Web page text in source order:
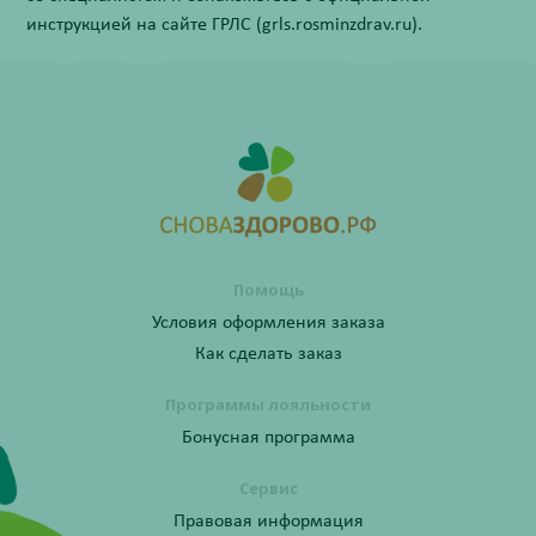
инструкцией на сайте ГРЛС (grls.rosminzdrav.ru).
Помощь
Условия оформления заказа
Как сделать заказ
Программы лояльности
Бонусная программа
Сервис
Правовая информация